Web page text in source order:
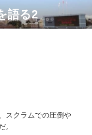
語る2
スクラムでの圧倒や
。